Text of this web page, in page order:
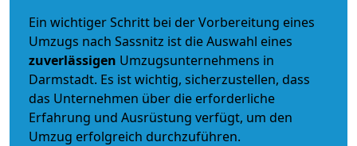
Ein wichtiger Schritt bei der Vorbereitung eines
Umzugs nach Sassnitz ist die Auswahl eines
zuverlässigen Umzugsunternehmens in
Darmstadt. Es ist wichtig, sicherzustellen, dass
das Unternehmen über die erforderliche
Erfahrung und Ausrüstung verfügt, um den
Umzug erfolgreich durchzuführen.